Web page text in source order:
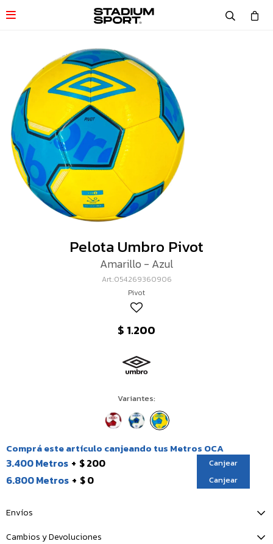

Pelota Umbro Pivot
Amarillo - Azul
054.269360906
Pivot
$ 1.200
Variantes:
Comprá este artículo canjeando tus Metros OCA
3.400 Metros $ 200 Canjear
6.800 Metros $ 0 Canjear
Envíos
Cambios y Devoluciones